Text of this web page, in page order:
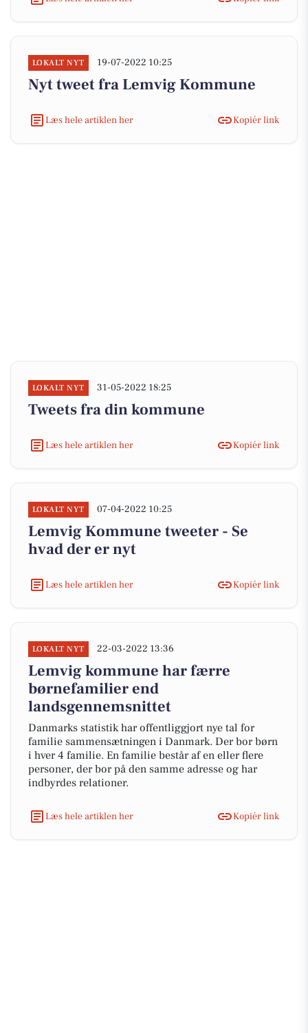
LOKALT NYT 19-07-2022 10:25
Nyt tweet fra Lemvig Kommune
Læs hele artiklen her Kopiér link
LOKALT NYT 31-05-2022 18:25
Tweets fra din kommune
Læs hele artiklen her Kopiér link
LOKALT NYT 07-04-2022 10:25
Lemvig Kommune tweeter - Se
hvad der er nyt
Læs hele artiklen her Kopiér link
LOKALT NYT 22-03-2022 13:36
Lemvig kommune har færre
børnefamilier end
landsgennemsnittet
Danmarks statistik har offentliggjort nye tal for
familie sammensætningen i Danmark. Der bor børn
i hver 4 familie. En familie består af en eller flere
personer, der bor på den samme adresse og har
indbyrdes relationer.
Læs hele artiklen her Kopiér link